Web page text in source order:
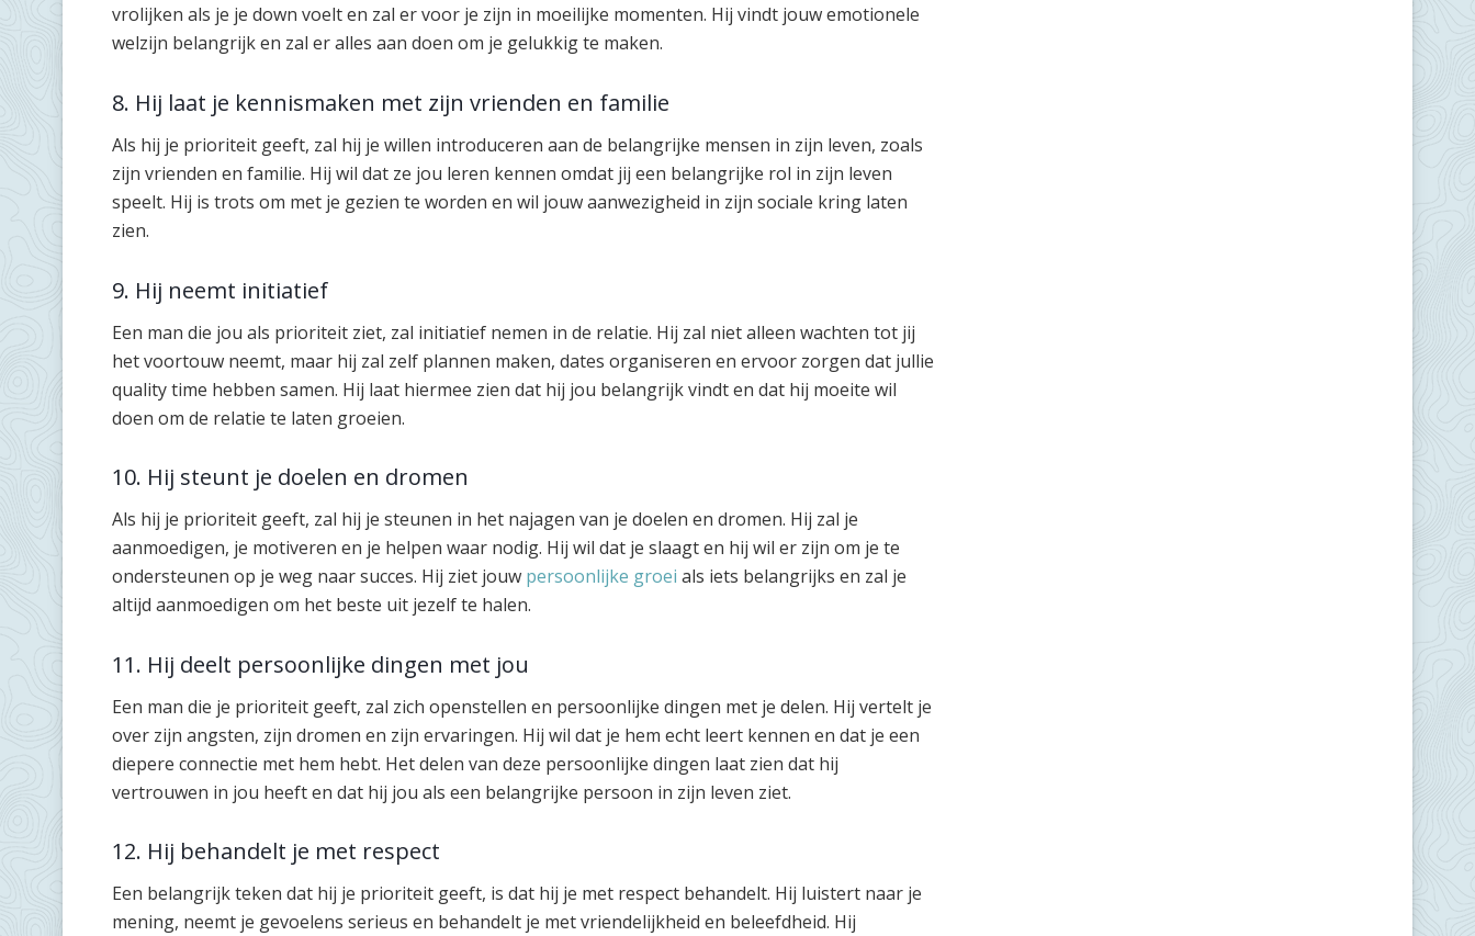
vrolijken als je je down voelt en zal er voor je zijn in moeilijke momenten. Hij vindt jouw emotionele
welzijn belangrijk en zal er alles aan doen om je gelukkig te maken.
8. Hij laat je kennismaken met zijn vrienden en familie
Als hij je prioriteit geeft, zal hij je willen introduceren aan de belangrijke mensen in zijn leven, zoals
zijn vrienden en familie. Hij wil dat ze jou leren kennen omdat jij een belangrijke rol in zijn leven
speelt. Hij is trots om met je gezien te worden en wil jouw aanwezigheid in zijn sociale kring laten
zien.
9. Hij neemt initiatief
Een man die jou als prioriteit ziet, zal initiatief nemen in de relatie. Hij zal niet alleen wachten tot jij
het voortouw neemt, maar hij zal zelf plannen maken, dates organiseren en ervoor zorgen dat jullie
quality time hebben samen. Hij laat hiermee zien dat hij jou belangrijk vindt en dat hij moeite wil
doen om de relatie te laten groeien.
10. Hij steunt je doelen en dromen
Als hij je prioriteit geeft, zal hij je steunen in het najagen van je doelen en dromen. Hij zal je
aanmoedigen, je motiveren en je helpen waar nodig. Hij wil dat je slaagt en hij wil er zijn om je te
ondersteunen op je weg naar succes. Hij ziet jouw persoonlijke groei als iets belangrijks en zal je
altijd aanmoedigen om het beste uit jezelf te halen.
11. Hij deelt persoonlijke dingen met jou
Een man die je prioriteit geeft, zal zich openstellen en persoonlijke dingen met je delen. Hij vertelt je
over zijn angsten, zijn dromen en zijn ervaringen. Hij wil dat je hem echt leert kennen en dat je een
diepere connectie met hem hebt. Het delen van deze persoonlijke dingen laat zien dat hij
vertrouwen in jou heeft en dat hij jou als een belangrijke persoon in zijn leven ziet.
12. Hij behandelt je met respect
Een belangrijk teken dat hij je prioriteit geeft, is dat hij je met respect behandelt. Hij luistert naar je
mening, neemt je gevoelens serieus en behandelt je met vriendelijkheid en beleefdheid. Hij